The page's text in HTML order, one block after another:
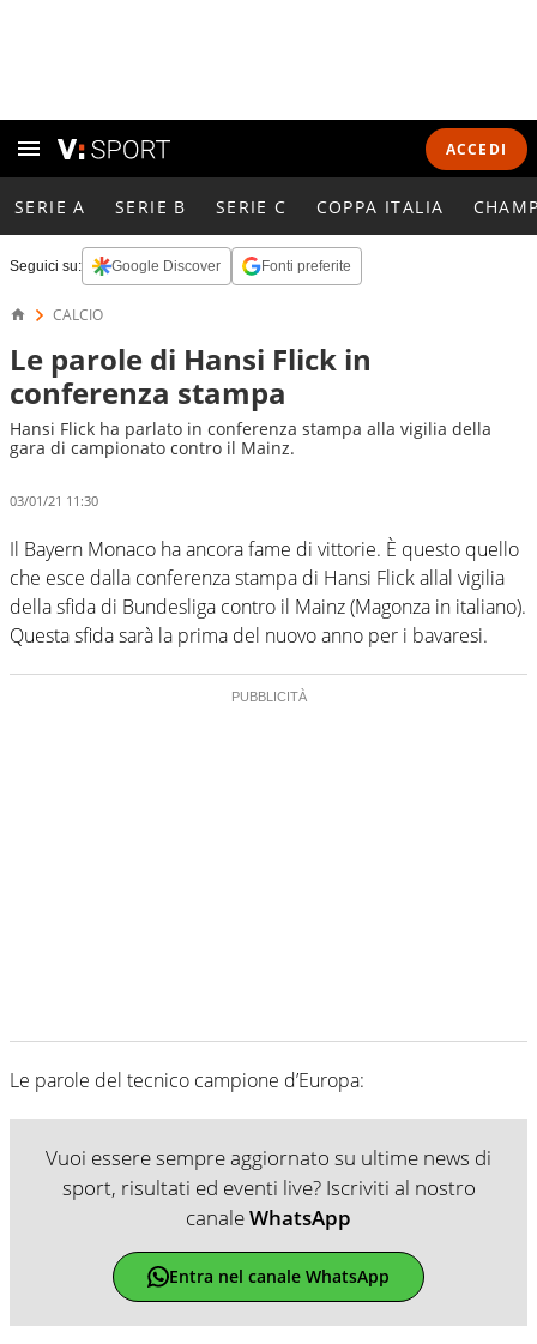
ACCEDI
SERIE A SERIE B SERIE C COPPA ITALIA
Seguici su: Google Discover Fonti preferite
CALCIO
Le parole di Hansi Flick in
conferenza stampa
Hansi Flick ha parlato in conferenza stampa alla vigilia della
gara di campionato contro il Mainz.
03/01/21 11:30
Il Bayern Monaco ha ancora fame di vittorie. È questo quello
che esce dalla conferenza stampa di Hansi Flick allal vigilia
della sfida di Bundesliga contro il Mainz (Magonza in italiano).
Questa sfida sarà la prima del nuovo anno per i bavaresi.
Le parole del tecnico campione d’Europa:
Vuoi essere sempre aggiornato su ultime news di
sport, risultati ed eventi live? Iscriviti al nostro
canaleWhatsApp
Entra nel canale WhatsApp